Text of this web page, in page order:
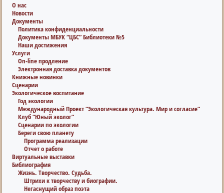
О нас
Новости
Документы
Политика конфиденциальности
Документы МБУК “ЦБС” Библиотеки №5
Наши достижения
Услуги
On-line продление
Электронная доставка документов
Книжные новинки
Сценарии
Экологическое воспитание
Год экологии
Международный Проект “Экологическая культура. Мир и согласие”
Клуб “Юный эколог”
Сценарии по экологии
Береги свою планету
Программа реализации
Отчет о работе
Виртуальные выставки
Библиография
Жизнь. Творчество. Судьба.
Штрихи к творчеству и биографии.
Негаснущий образ поэта